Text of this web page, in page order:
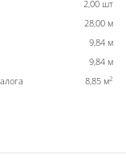
2,00 шт
28,00 м
9,84 м
9,84 м
8,85 м2